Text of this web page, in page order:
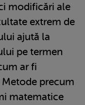
modificări ale
extrem de
ajută la
pe termen
ar fi
precum
matematice